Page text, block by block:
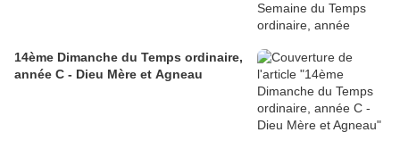
14ème Dimanche du Temps ordinaire,
année C - Dieu Mère et Agneau